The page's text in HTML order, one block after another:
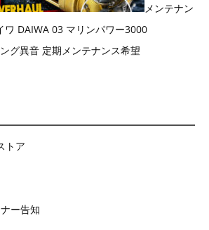
メンテナン
ワ DAIWA 03 マリンパワー3000
グ異音 定期メンテナンス希望
トア
ー告知